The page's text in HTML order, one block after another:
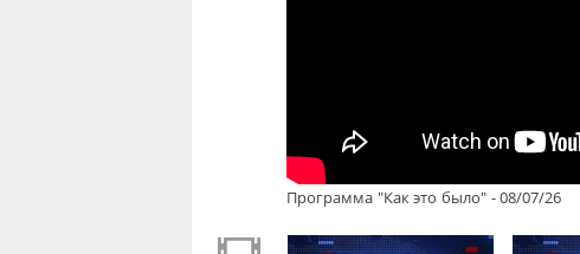
Программа "Как это было" - 08/07/26